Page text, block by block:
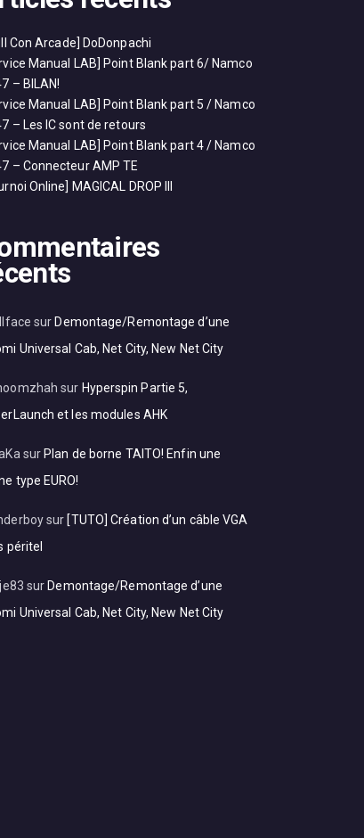
Con Arcade] DoDonpachi
Manual LAB] Point Blank part 6/ Namco
– BILAN!
Manual LAB] Point Blank part 5 / Namco
– Les IC sont de retours
Manual LAB] Point Blank part 4 / Namco
– Connecteur AMP TE
Online] MAGICAL DROP III
sur Demontage/Remontage d’une
Universal Cab, Net City, New Net City
sur Hyperspin Partie 5,
et les modules AHK
sur Plan de borne TAITO! Enfin une
type EURO!
sur [TUTO] Création d’un câble VGA
péritel
sur Demontage/Remontage d’une
Universal Cab, Net City, New Net City